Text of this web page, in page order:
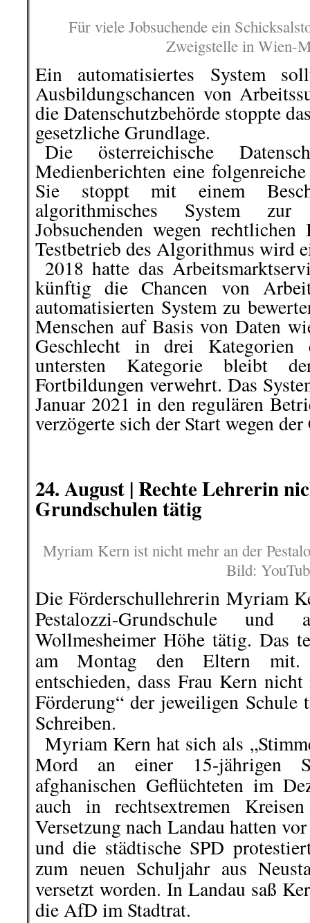
Für viele Jobsuchende ein
Zweigstelle in Wien-
Ein automatisiertes System
Ausbildungschancen von
die Datenschutzbehörde stoppte
gesetzliche Grundlage.
..Die österreichische
Medienberichten eine
Sie stoppt mit einem
algorithmisches System zur
Jobsuchenden wegen
Testbetrieb des Algorithmus wird
2018 hatte das
künftig die Chancen von
automatisierten System zu
Menschen auf Basis von Daten
Geschlecht in drei
untersten Kategorie bleibt
Fortbildungen verwehrt. Das
Januar 2021 in den regulären
verzögerte sich der Start wegen
24. August |Rechte Lehrerin
Grundschulen tätig
Myriam Kern ist nicht mehr an der
Bild:
Die Förderschullehrerin Myriam
Pestalozzi-Grundschule
Wollmesheimer Höhe tätig. Das
am Montag den Eltern mit.
entschieden, dass Frau Kern
Förderung“ der jeweiligen
Schreiben.
Myriam Kern hat sich als
Mord an einer 15-jährigen
afghanischen Geflüchteten im
auch in rechtsextremen
Versetzung nach Landau hatten
und die städtische SPD
zum neuen Schuljahr aus
versetzt worden. In Landau saß
die AfD im Stadtrat.